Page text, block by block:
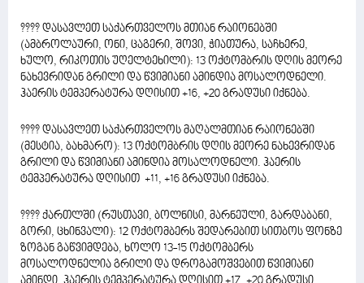
???? დასავლეთ საქართველოს მთიან რაიონებში
(ამბროლაური, ონი, ცაგერი, შოვი, ჭიათურა, საჩხერე,
ხულო, რიკოთის უღელტეხილი): 13 ოქტომბრის დღის მეორე
ნახევრიდან გრილი და წვიმიანი ამინდია მოსალოდნელი.
ჰაერის ტემპერატურა დღისით +16, +20 გრადუსი იქნება.
???? დასავლეთ საქართველოს მაღალმთიან რაიონებში
(მესტია, ბახმარო): 13 ოქტომბრის დღის მეორე ნახევრიდან
გრილი და წვიმიანი ამინდია მოსალოდნელი. ჰაერის
ტემპერატურა დღისით +11, +16 გრადუსი იქნება.
???? ქართლში (რუსთავი, ბოლნისი, მარნეული, გარდაბანი,
გორი, ცხინვალი): 12 ოქტომბერს შედარებით სითბოს ფონზე
ზოგან გაწვიმდება, ხოლო 13-15 ოქტომბერს
მოსალოდნელია გრილი და დროგამოშვებით წვიმიანი